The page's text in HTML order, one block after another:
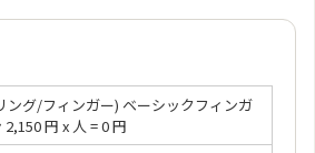
ング/フィンガー) ベーシックフィンガ
2,150 円 x 人 = 0 円